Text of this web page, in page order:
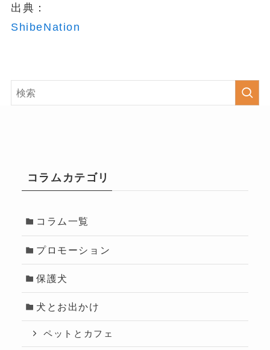
出典：
ShibeNation
コラムカテゴリ
コラム一覧
プロモーション
保護犬
犬とお出かけ
ペットとカフェ